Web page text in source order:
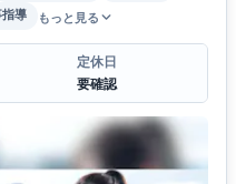
導 もっと見る
定休日
要確認